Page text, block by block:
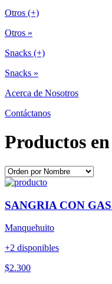
Otros (+)
Otros »
Snacks (+)
Snacks »
Acerca de Nosotros
Contáctanos
Productos
SANGRIA CON
Manquehuito
+2 disponibles
$2.300